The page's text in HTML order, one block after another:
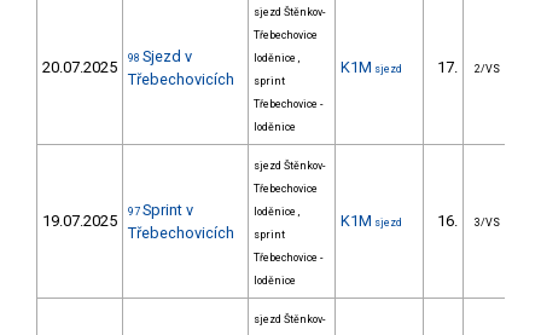
20.07.2025 98 Sjezd v
Třebechovicích
sjezd Štěnkov-
Třebechovice
loděnice ,
sprint
Třebechovice -
loděnice
K1M sjezd 17. 2/VS
19.07.2025 97 Sprint v
Třebechovicích
sjezd Štěnkov-
Třebechovice
loděnice ,
sprint
Třebechovice -
loděnice
K1M sjezd 16. 3/VS
sjezd Štěnkov-